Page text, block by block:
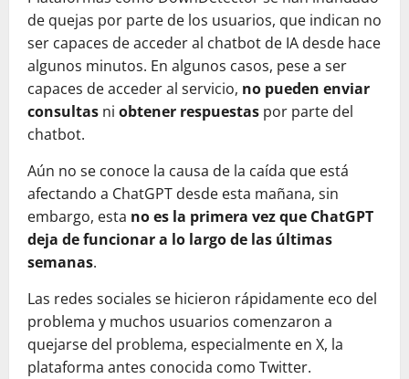
de quejas por parte de los usuarios, que indican no
ser capaces de acceder al chatbot de IA desde hace
algunos minutos. En algunos casos, pese a ser
capaces de acceder al servicio, no pueden enviar
consultas ni obtener respuestas por parte del
chatbot.
Aún no se conoce la causa de la caída que está
afectando a ChatGPT desde esta mañana, sin
embargo, esta no es la primera vez que ChatGPT
deja de funcionar a lo largo de las últimas
semanas.
Las redes sociales se hicieron rápidamente eco del
problema y muchos usuarios comenzaron a
quejarse del problema, especialmente en X, la
plataforma antes conocida como Twitter.